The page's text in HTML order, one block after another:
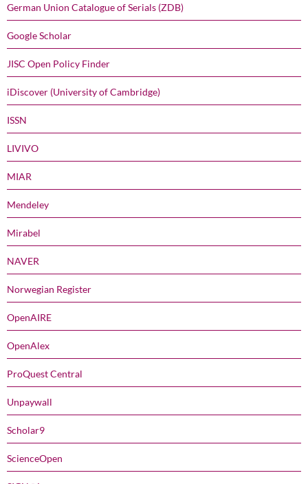
German Union Catalogue of Serials (ZDB)
Google Scholar
JISC Open Policy Finder
iDiscover (University of Cambridge)
ISSN
LIVIVO
MIAR
Mendeley
Mirabel
NAVER
Norwegian Register
OpenAIRE
OpenAlex
ProQuest Central
Unpaywall
Scholar9
ScienceOpen